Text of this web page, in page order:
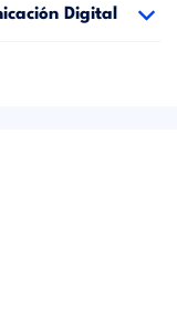
Digital